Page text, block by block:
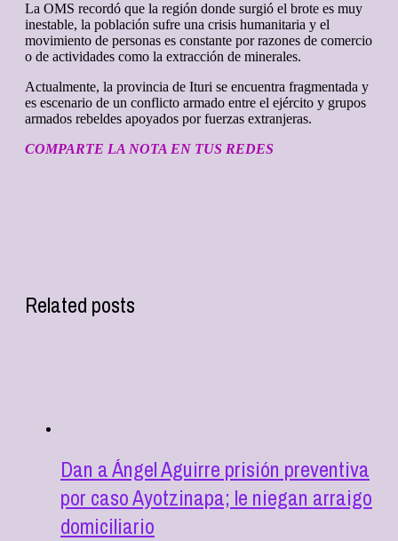
La OMS recordó que la región donde surgió el brote es muy
inestable, la población sufre una crisis humanitaria y el
movimiento de personas es constante por razones de comercio
o de actividades como la extracción de minerales.
Actualmente, la provincia de Ituri se encuentra fragmentada y
es escenario de un conflicto armado entre el ejército y grupos
armados rebeldes apoyados por fuerzas extranjeras.
COMPARTE LA NOTA EN TUS REDES
Related posts
Dan a Ángel Aguirre prisión preventiva
por caso Ayotzinapa; le niegan arraigo
domiciliario